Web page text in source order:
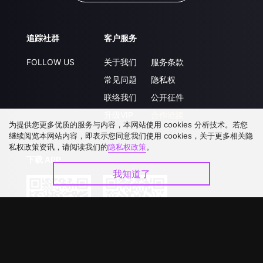
追踪社群
FOLLOW US
客户服务
关于我们
常见问题
联络我们
服务条款
隐私权
公开征件
为提供您更多优质的服务与内容，本网站使用 cookies 分析技术。若您
继续阅览本网站内容，即表示您同意我们使用 cookies，关于更多相关隐
私权政策资讯，请阅读我们的隐私权政策。
我知道了